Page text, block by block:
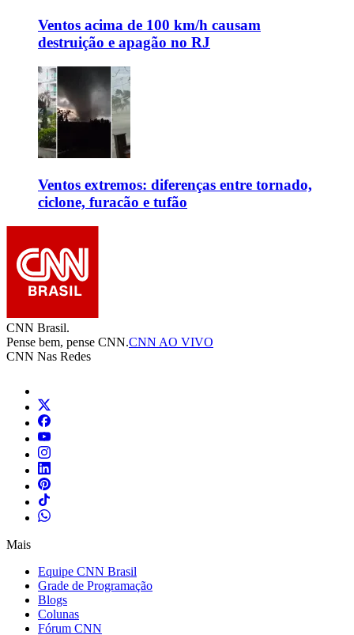
Ventos acima de 100 km/h causam
destruição e apagão no RJ
Ventos extremos: diferenças entre tornado,
ciclone, furacão e tufão
CNN Brasil.
Pense bem, pense CNN.CNN AO VIVO
CNN Nas Redes
Mais
Equipe CNN Brasil
Grade de Programação
Blogs
Colunas
Fórum CNN